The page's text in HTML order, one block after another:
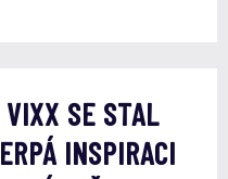
VIXX SE STAL
INSPIRACI